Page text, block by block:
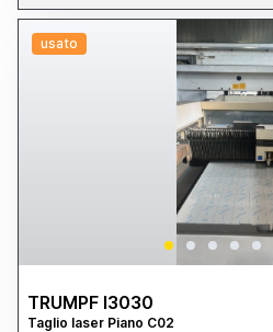
usato
TRUMPF l3030
Taglio laser Piano C02